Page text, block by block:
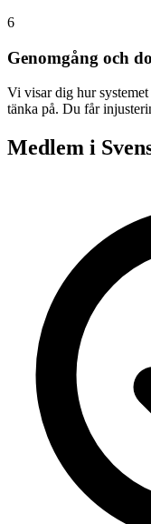
6
Genomgång och
Vi visar dig hur
tänka på. Du får
Medlem i